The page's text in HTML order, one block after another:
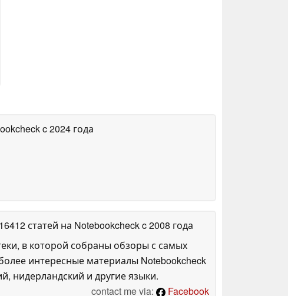
c 2024 года
статей на Notebookcheckc 2008 года
в которой собраны обзоры с самых
интересные материалы Notebookcheck
нидерландский и другие языки.
contact me via:
Facebook